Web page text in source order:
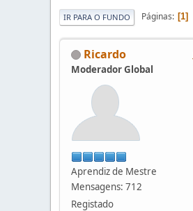
IR PARA O FUNDO Páginas 1
Ricardo
Moderador Global
Aprendiz de Mestre
Mensagens: 712
Registado